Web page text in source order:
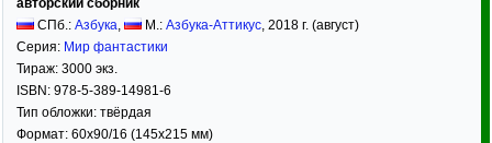
авторский сборник
СПб.: Азбука, М.: Азбука-Аттикус, 2018 г. (август)
Серия: Мир фантастики
Тираж: 3000 экз.
ISBN: 978-5-389-14981-6
Тип обложки: твёрдая
Формат: 60x90/16 (145x215 мм)